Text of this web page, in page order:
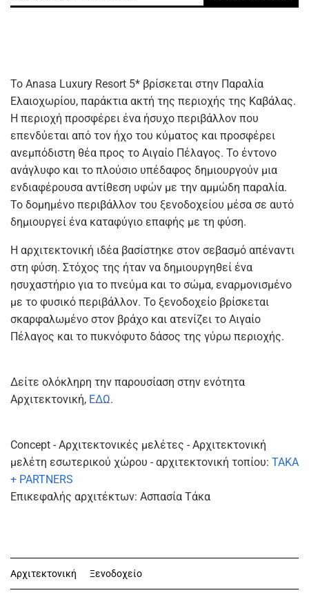
Το Anasa Luxury Resort 5* βρίσκεται στην Παραλία
Ελαιοχωρίου, παράκτια ακτή της περιοχής της Καβάλας.
Η περιοχή προσφέρει ένα ήσυχο περιβάλλον που
επενδύεται από τον ήχο του κύματος και προσφέρει
ανεμπόδιστη θέα προς το Αιγαίο Πέλαγος. Το έντονο
ανάγλυφο και το πλούσιο υπέδαφος δημιουργούν μια
ενδιαφέρουσα αντίθεση υφών με την αμμώδη παραλία.
Το δομημένο περιβάλλον του ξενοδοχείου μέσα σε αυτό
δημιουργεί ένα καταφύγιο επαφής με τη φύση.
Η αρχιτεκτονική ιδέα βασίστηκε στον σεβασμό απέναντι
στη φύση. Στόχος της ήταν να δημιουργηθεί ένα
ησυχαστήριο για το πνεύμα και το σώμα, εναρμονισμένο
με το φυσικό περιβάλλον. Το ξενοδοχείο βρίσκεται
σκαρφαλωμένο στον βράχο και ατενίζει το Αιγαίο
Πέλαγος και το πυκνόφυτο δάσος της γύρω περιοχής.
Δείτε ολόκληρη την παρουσίαση στην ενότητα
Αρχιτεκτονική, ΕΔΩ.
Concept - Αρχιτεκτονικές μελέτες - Αρχιτεκτονική
μελέτη εσωτερικού χώρου - αρχιτεκτονική τοπίου: TAKA
+ PARTNERS
Επικεφαλής αρχιτέκτων: Ασπασία Τάκα
Αρχιτεκτονική Ξενοδοχείο